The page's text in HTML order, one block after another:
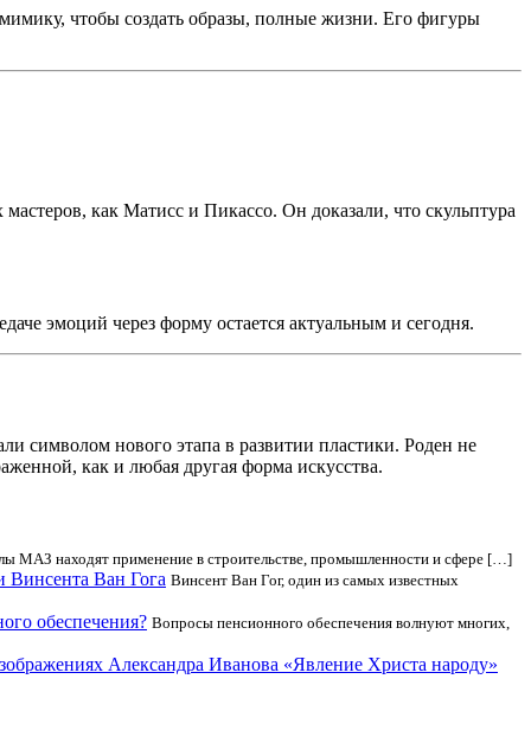
чтобы создать образы, полные жизни. Его фигуры
как Матисс и Пикассо. Он доказали, что скульптура
эмоций через форму остается актуальным и сегодня.
символом нового этапа в развитии пластики. Роден не
как и любая другая форма искусства.
МАЗ находят применение в строительстве, промышленности и сфере […]
Винсента Ван Гога Винсент Ван Гог, один из самых известных
обеспечения? Вопросы пенсионного обеспечения волнуют многих,
Александра Иванова «Явление Христа народу»